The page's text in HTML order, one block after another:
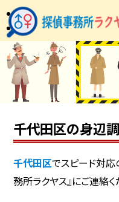
千代田区の身辺
千代田区でスピード対応
務所ラクヤス』にご連絡く